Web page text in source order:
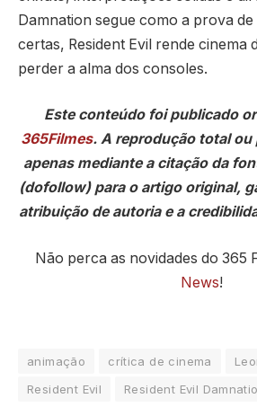
Damnation segue como a prova de
certas, Resident Evil rende cinema
perder a alma dos consoles.
Este conteúdo foi publicado
365Filmes. A reprodução total ou
apenas mediante a citação da
(dofollow) para o artigo original,
atribuição de autoria e a
Não perca as novidades do 365
News!
animação crítica de cinema
Resident Evil
Resident Evil